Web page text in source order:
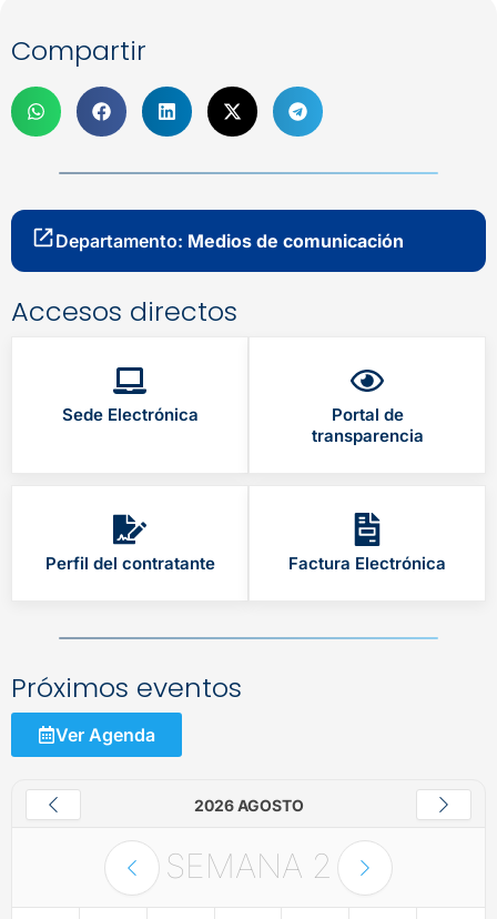
Compartir
Departamento: Medios de comunicación
Accesos directos
Sede Electrónica
Portal de
transparencia
Perfil del contratante Factura Electrónica
Próximos eventos
Ver Agenda
2026 AGOSTO
SEMANA 2